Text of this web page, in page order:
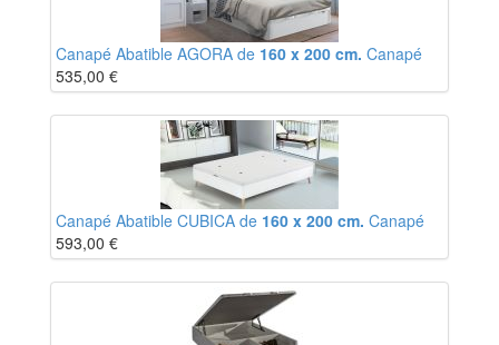
Canapé Abatible AGORA de 160 x 200 cm. Canapé
535,00 €
Canapé Abatible CUBICA de 160 x 200 cm. Canapé
593,00 €